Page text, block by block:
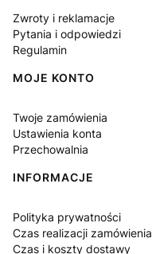
Zwroty i reklamacje
Pytania i odpowiedzi
Regulamin
MOJE KONTO
Twoje zamówienia
Ustawienia konta
Przechowalnia
INFORMACJE
Polityka prywatności
Czas realizacji zamówienia
Czas i koszty dostawy